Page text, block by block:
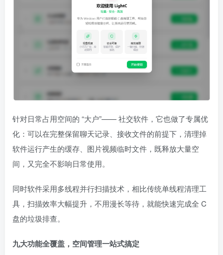
针对日常占用空间的 “大户”—— 社交软件，它也做了专属优
化：可以在完整保留聊天记录、接收文件的前提下，清理掉
软件运行产生的缓存、图片视频临时文件，既释放大量空
间，又完全不影响日常使用。
同时软件采用多线程并行扫描技术，相比传统单线程清理工
具，扫描效率大幅提升，不用漫长等待，就能快速完成全 C
盘的垃圾排查。
九大功能全覆盖，空间管理一站式搞定